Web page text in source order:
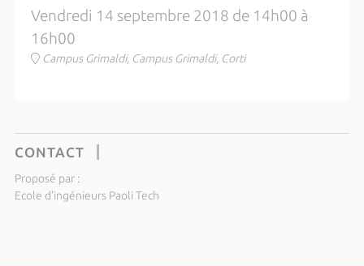
Vendredi 14 septembre 2018 de 14h00 à
16h00
Campus Grimaldi, Campus Grimaldi, Corti
CONTACT
Proposé par :
Ecole d'ingénieurs Paoli Tech